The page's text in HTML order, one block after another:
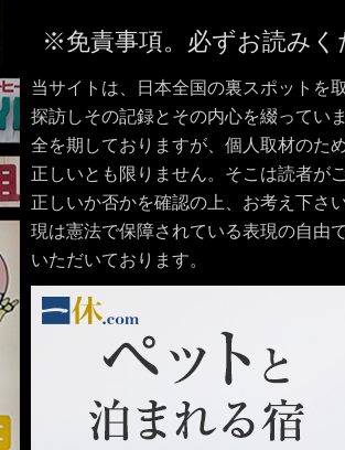
※免責事項。必ずお読みく
当サイトは、日本全国の裏スポットを
探訪しその記録とその内心を綴ってい
全を期しておりますが、個人取材のた
正しいとも限りません。そこは読者が
正しいか否かを確認の上、お考え下さ
現は憲法で保障されている表現の自由
いただいております。